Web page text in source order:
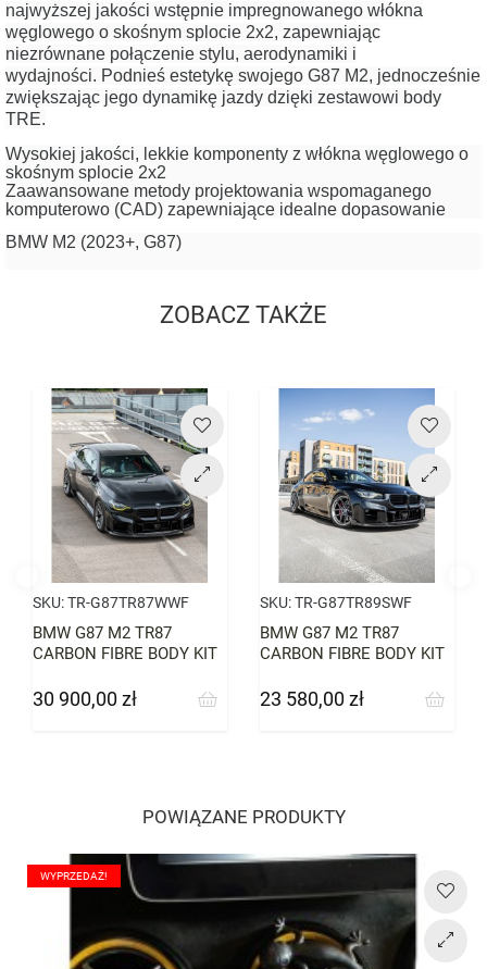
najwyższej jakości wstępnie impregnowanego włókna
węglowego o skośnym splocie 2x2, zapewniając
niezrównane połączenie stylu, aerodynamiki i
wydajności. Podnieś estetykę swojego G87 M2, jednocześnie
zwiększając jego dynamikę jazdy dzięki zestawowi body
TRE.
Wysokiej jakości, lekkie komponenty z włókna węglowego o
skośnym splocie 2x2
Zaawansowane metody projektowania wspomaganego
komputerowo (CAD) zapewniające idealne dopasowanie
BMW M2 (2023+, G87)
ZOBACZ TAKŻE
Cena
SKU:TR-G87TR87WWF
BMW G87 M2 TR87
CARBON FIBRE BODY KIT
Cena
30 900,00 zł
SKU:TR-G87TR89SWF
BMW G87 M2 TR87
CARBON FIBRE BODY KIT
Cena
23 580,00 zł
POWIĄZANE PRODUKTY
WYPRZEDAŻ!